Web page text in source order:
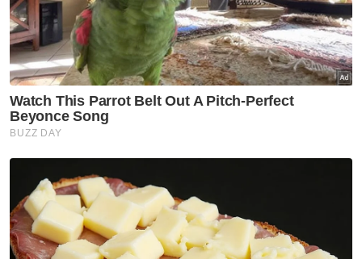
dipercayai lemas.
Sinar Harian sebelum ini melaporkan bahawa
kedua-dua mangsa disahkan meninggal dunia
di lokasi kejadian.
Muat turun aplikasi Sinar Harian.